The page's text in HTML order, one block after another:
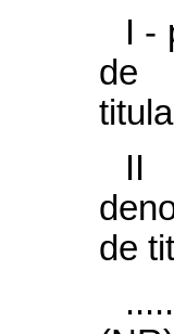
I -
de
II
de